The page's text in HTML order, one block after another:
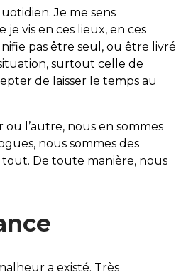
Je me sens
vis en ces lieux, en ces
pas être seul, ou être livré
surtout celle de
de laisser le temps au
l’autre, nous en sommes
nous sommes des
tout. De toute manière, nous
a existé. Très